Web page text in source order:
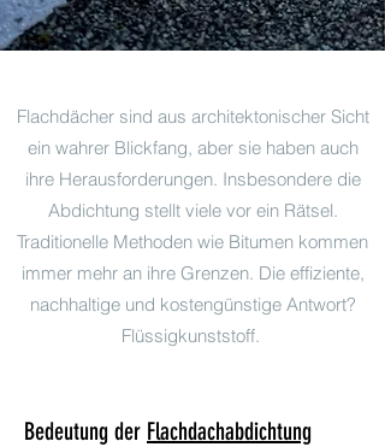
Flachdächer sind aus architektonischer Sicht
ein wahrer Blickfang, aber sie haben auch
ihre Herausforderungen. Insbesondere die
Abdichtung stellt viele vor ein Rätsel.
Traditionelle Methoden wie Bitumen kommen
immer mehr an ihre Grenzen. Die effiziente,
nachhaltige und kostengünstige Antwort?
Flüssigkunststoff.
Bedeutung der Flachdachabdichtung